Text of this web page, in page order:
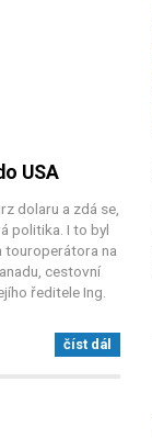
USA
dolaru a zdá se,
politika. I to byl
na
cestovní
ředitele Ing.
číst dál